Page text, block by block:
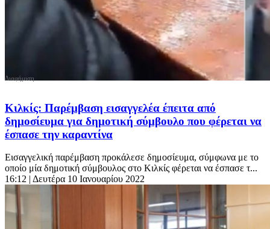
Κιλκίς: Παρέμβαση εισαγγελέα έπειτα από
δημοσίευμα για δημοτική σύμβουλο που φέρεται να
έσπασε την καραντίνα
Εισαγγελική παρέμβαση προκάλεσε δημοσίευμα, σύμφωνα με το
οποίο μία δημοτική σύμβουλος στο Κιλκίς φέρεται να έσπασε τ...
16:12 | Δευτέρα 10 Ιανουαρίου 2022